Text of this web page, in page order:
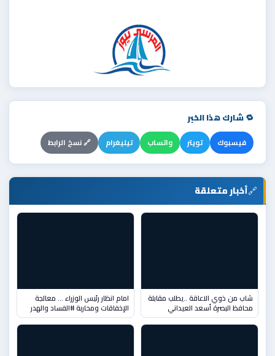
🔁 شارك هذا الخبر
فيسبوك تويتر واتساب تيليغرام 🔗 نسخ الرابط
🔗أخبار متعلقة
شاب من ذوي الاعاقة ..يطلب مقابلة
محافظ البصرة أسعد العيداني
امام انظار رئيس الوزراء … معالجة
الإخفاقات ومحاربة #الفساد والهدر